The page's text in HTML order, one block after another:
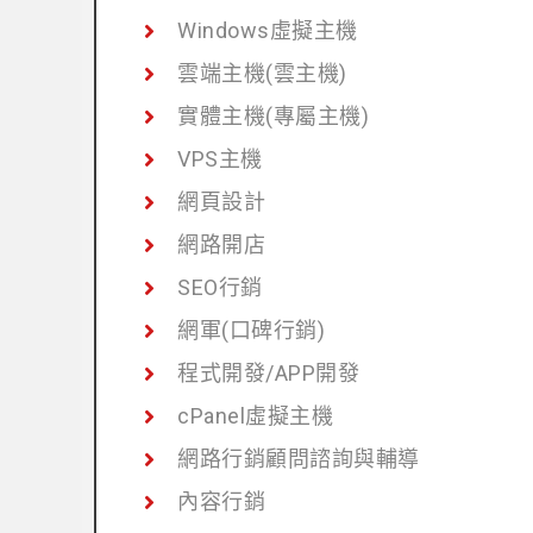
Windows虛擬主機
雲端主機(雲主機)
實體主機(專屬主機)
VPS主機
網頁設計
網路開店
SEO行銷
網軍(口碑行銷)
程式開發/APP開發
cPanel虛擬主機
網路行銷顧問諮詢與輔導
內容行銷